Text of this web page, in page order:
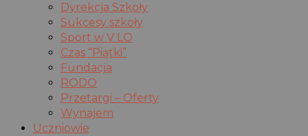
Dyrekcja Szkoły
Sukcesy szkoły
Sport w V LO
Czas “Piątki”
Fundacja
RODO
Przetargi – Oferty
Wynajem
Uczniowie